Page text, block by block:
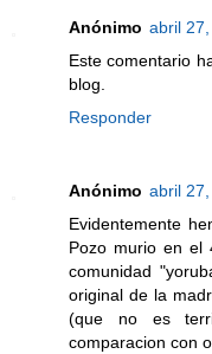
Anónimo abril 27,
Este comentario
blog.
Responder
Anónimo abril 27,
Evidentemente
Pozo murio en el
comunidad
original de la
(que no es
comparacion con